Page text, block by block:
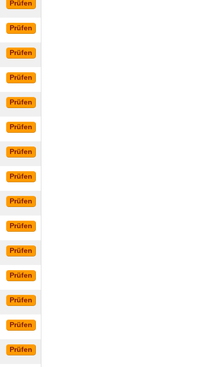
Prüfen
Prüfen
Prüfen
Prüfen
Prüfen
Prüfen
Prüfen
Prüfen
Prüfen
Prüfen
Prüfen
Prüfen
Prüfen
Prüfen
Prüfen